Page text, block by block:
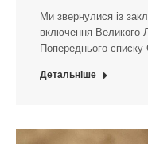
Ми звернулися із
включення Великого
Попереднього
Детальніше